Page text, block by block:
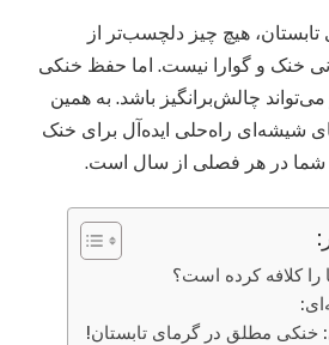
هیچ چیز دلچسب‌تر از
خنک و گوارا نیست. اما حفظ خنکی
چالش‌برانگیز باشد. به همین
شیشه‌ای راه‌حلی ایده‌آل برای خنک
شما در هر فصلی از سال است.
کلافه کرده است؟
مطلق در گرمای تابستان!